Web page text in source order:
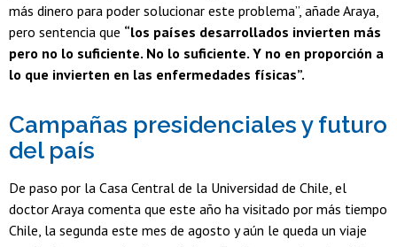
más dinero para poder solucionar este problema”, añade Araya,
pero sentencia que “los países desarrollados invierten más
pero no lo suficiente. No lo suficiente. Y no en proporción a
lo que invierten en las enfermedades físicas”.
Campañas presidenciales y futuro
del país
De paso por la Casa Central de la Universidad de Chile, el
doctor Araya comenta que este año ha visitado por más tiempo
Chile, la segunda este mes de agosto y aún le queda un viaje